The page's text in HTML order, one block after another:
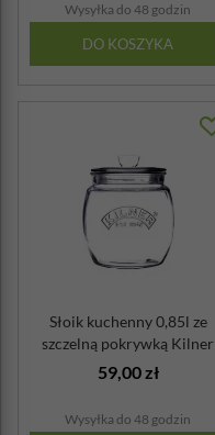
Wysyłka do 48 godzin
DO KOSZYKA
Słoik kuchenny 0,85l ze
szczelną pokrywką Kilner
59,00 zł
Wysyłka do 48 godzin